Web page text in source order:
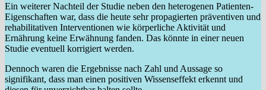
Ein weiterer Nachteil der Studie neben den heterogenen Patienten-
Eigenschaften war, dass die heute sehr propagierten präventiven und
rehabilitativen Interventionen wie körperliche Aktivität und
Ernährung keine Erwähnung fanden. Das könnte in einer neuen
Studie eventuell korrigiert werden.
Dennoch waren die Ergebnisse nach Zahl und Aussage so
signifikant, dass man einen positiven Wissenseffekt erkennt und